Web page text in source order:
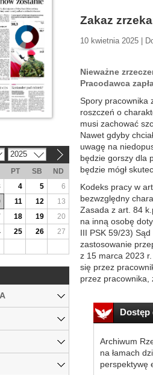
Zakaz
10 kwietnia 2025 |
Nieważne
Pracodawca
Spory pracownika
roszczeń o
musi zachować
Nawet gdyby
uwagę na
będzie gorszy dla
będzie mógł
Kodeks pracy w
bezwzględny
Zasada z art. 84
na inną osobę
III PSK 59/23)
zastosowanie
z 15 marca 2023
się przez
przez pracownika,
Dostęp
Archiwum
na łamach
perspektywę
2025
PT SB
ND
4 5
6
11 12
13
18 19
20
25 26
27